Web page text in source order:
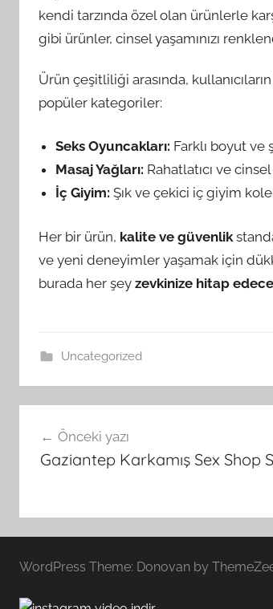
kendi tarzında özel olan ürünlerle
gibi ürünler, cinsel yaşamınızı
Ürün çeşitliliği arasında,
popüler kategoriler:
Seks Oyuncakları: Farklı boyut
Masaj Yağları: Rahatlatıcı ve
İç Giyim: Şık ve çekici iç giyim
Her bir ürün, kalite ve güvenlik
ve yeni deneyimler yaşamak için
burada her şey zevkinize hitap
Uncategorized
gezinmesi
Önceki yazı
Gaziantep Karkamış Sex Shop
WordPress Theme: Donovan by